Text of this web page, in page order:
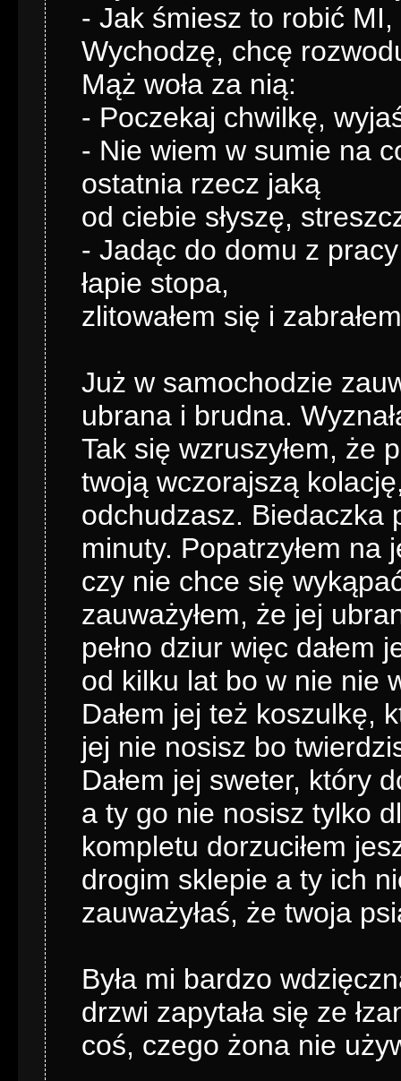
- Jak śmiesz to robić
Wychodzę, chcę
Mąż woła za nią:
- Poczekaj chwilkę,
- Nie wiem w sumie na
ostatnia rzecz jaką
od ciebie słyszę,
- Jadąc do domu z
łapie stopa,
zlitowałem się i
Już w samochodzie
ubrana i brudna.
Tak się wzruszyłem, że
twoją wczorajszą
odchudzasz. Biedaczka
minuty. Popatrzyłem na
czy nie chce się
zauważyłem, że jej
pełno dziur więc dałem
od kilku lat bo w nie nie
Dałem jej też koszulkę,
jej nie nosisz bo
Dałem jej sweter, który
a ty go nie nosisz tylko
kompletu dorzuciłem
drogim sklepie a ty ich
zauważyłaś, że twoja
Była mi bardzo
drzwi zapytała się ze
coś, czego żona nie